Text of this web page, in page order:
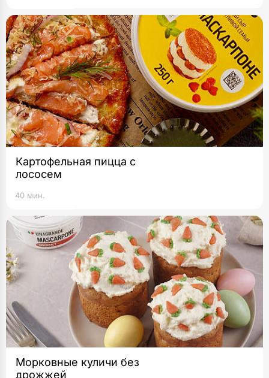
Картофельная пицца с
лососем
40 мин.
Морковные куличи без
дрожжей